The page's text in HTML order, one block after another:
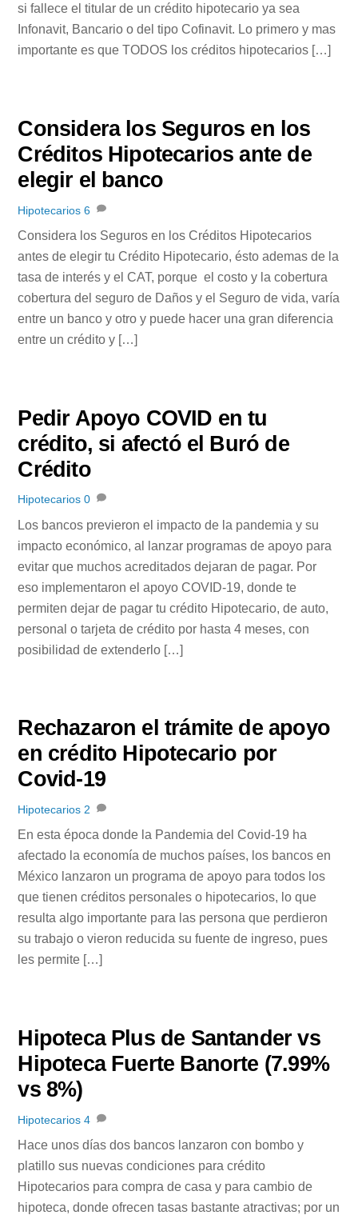
si fallece el titular de un crédito hipotecario ya sea
Infonavit, Bancario o del tipo Cofinavit. Lo primero y mas
importante es que TODOS los créditos hipotecarios […]
Considera los Seguros en los
Créditos Hipotecarios ante de
elegir el banco
Hipotecarios 6
Considera los Seguros en los Créditos Hipotecarios
antes de elegir tu Crédito Hipotecario, ésto ademas de la
tasa de interés y el CAT, porque el costo y la cobertura
cobertura del seguro de Daños y el Seguro de vida, varía
entre un banco y otro y puede hacer una gran diferencia
entre un crédito y […]
Pedir Apoyo COVID en tu
crédito, si afectó el Buró de
Crédito
Hipotecarios 0
Los bancos previeron el impacto de la pandemia y su
impacto económico, al lanzar programas de apoyo para
evitar que muchos acreditados dejaran de pagar. Por
eso implementaron el apoyo COVID-19, donde te
permiten dejar de pagar tu crédito Hipotecario, de auto,
personal o tarjeta de crédito por hasta 4 meses, con
posibilidad de extenderlo […]
Rechazaron el trámite de apoyo
en crédito Hipotecario por
Covid-19
Hipotecarios 2
En esta época donde la Pandemia del Covid-19 ha
afectado la economía de muchos países, los bancos en
México lanzaron un programa de apoyo para todos los
que tienen créditos personales o hipotecarios, lo que
resulta algo importante para las persona que perdieron
su trabajo o vieron reducida su fuente de ingreso, pues
les permite […]
Hipoteca Plus de Santander vs
Hipoteca Fuerte Banorte (7.99%
vs 8%)
Hipotecarios 4
Hace unos días dos bancos lanzaron con bombo y
platillo sus nuevas condiciones para crédito
Hipotecarios para compra de casa y para cambio de
hipoteca, donde ofrecen tasas bastante atractivas; por un